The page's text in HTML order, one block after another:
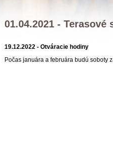
01.04.2021 - Terasové
19.12.2022 - Otváracie hodiny
Počas januára a februára budú soboty